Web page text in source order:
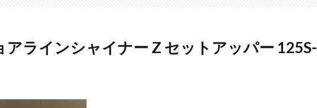
アラインシャイナー Z セットアッパー 125S-